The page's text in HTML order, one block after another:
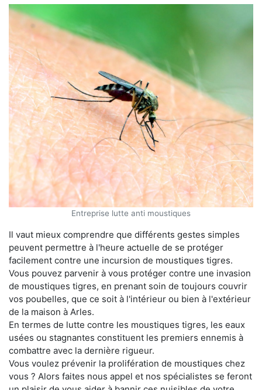
Entreprise lutte anti moustiques
Il vaut mieux comprendre que différents gestes simples
peuvent permettre à l'heure actuelle de se protéger
facilement contre une incursion de moustiques tigres.
Vous pouvez parvenir à vous protéger contre une invasion
de moustiques tigres, en prenant soin de toujours couvrir
vos poubelles, que ce soit à l'intérieur ou bien à l'extérieur
de la maison à Arles.
En termes de lutte contre les moustiques tigres, les eaux
usées ou stagnantes constituent les premiers ennemis à
combattre avec la dernière rigueur.
Vous voulez prévenir la prolifération de moustiques chez
vous ? Alors faites nous appel et nos spécialistes se feront